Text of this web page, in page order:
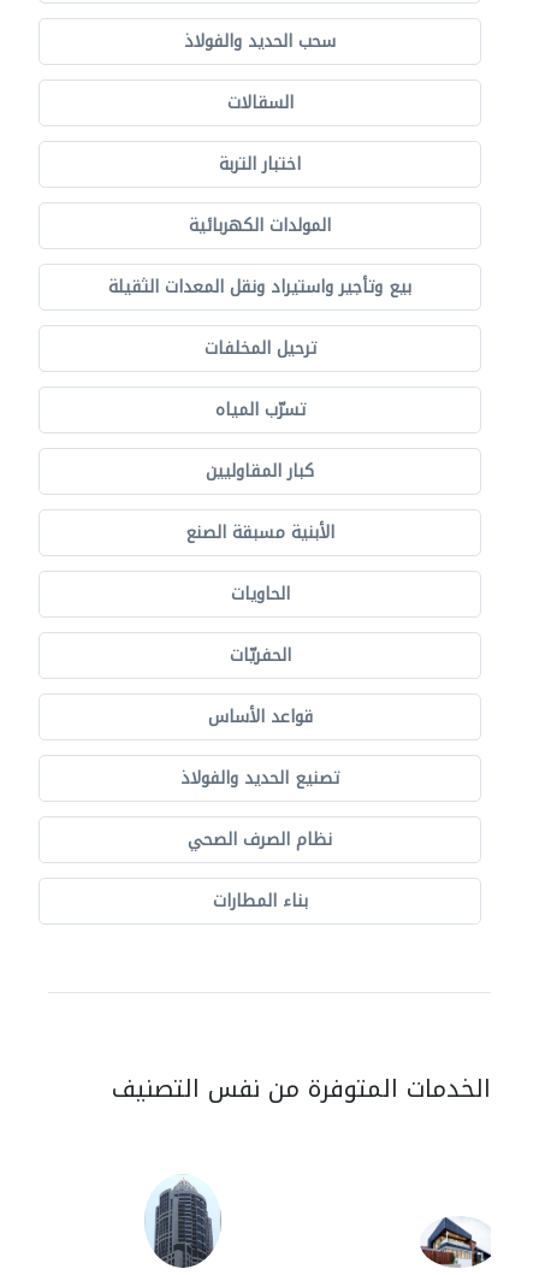
سحب الحديد والفولاذ
السقالات
اختبار التربة
المولدات الكهربائية
بيع وتأجير واستيراد ونقل المعدات الثقيلة
ترحيل المخلفات
تسرّب المياه
كبار المقاوليين
الأبنية مسبقة الصنع
الحاويات
الحفريّات
قواعد الأساس
تصنيع الحديد والفولاذ
نظام الصرف الصحي
بناء المطارات
الخدمات المتوفرة من نفس التصنيف